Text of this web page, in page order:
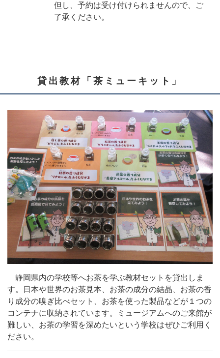
但し、予約は受け付けられませんので、ご
了承ください。
貸出教材「茶ミューキット」
静岡県内の学校等へお茶を学ぶ教材セットを貸出しま
す。日本や世界のお茶見本、お茶の成分の結晶、お茶の香
り成分の嗅ぎ比べセット、お茶を使った製品などが１つの
コンテナに収納されています。ミュージアムへのご来館が
難しい、お茶の学習を深めたいという学校はぜひご利用く
ださい。